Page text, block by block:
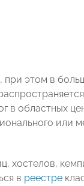
при этом в
в областных
или
хостелов,
в реестре